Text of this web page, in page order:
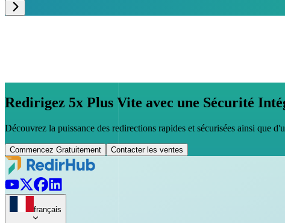
Redirigez 5x Plus Vite avec une Sécurité
Découvrez la puissance des redirections rapides et sécurisées ainsi que
Commencez Gratuitement Contacter les ventes
français